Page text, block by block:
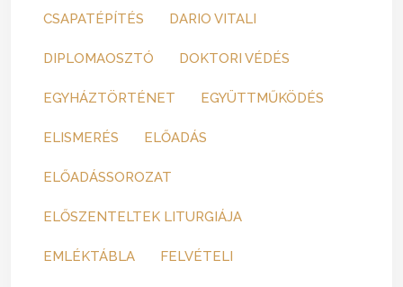
CSAPATÉPÍTÉS DARIO VITALI
DIPLOMAOSZTÓ DOKTORI VÉDÉS
EGYHÁZTÖRTÉNET EGYÜTTMŰKÖDÉS
ELISMERÉS ELŐADÁS
ELŐADÁSSOROZAT
ELŐSZENTELTEK LITURGIÁJA
EMLÉKTÁBLA FELVÉTELI